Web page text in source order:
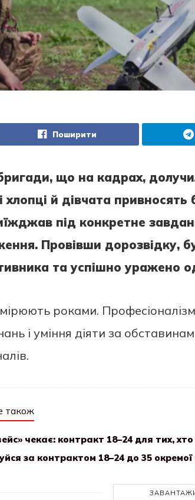
Поширити
бригади, що на кадрах,
хлопці й дівчата
під конкретне
Провівши дорозвідку,
та успішно уражено
роками.
і уміння діяти за
також
чекає: контракт 18–24 для тих,
за контрактом 18–24 до 35 окремої